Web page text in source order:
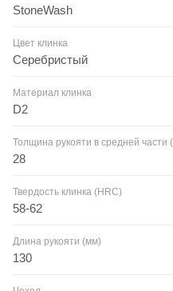
StoneWash
Цвет клинка
Серебристый
Материал клинка
D2
Толщина рукояти в средней части
28
Твердость клинка (HRC)
58-62
Длина рукояти (мм)
130